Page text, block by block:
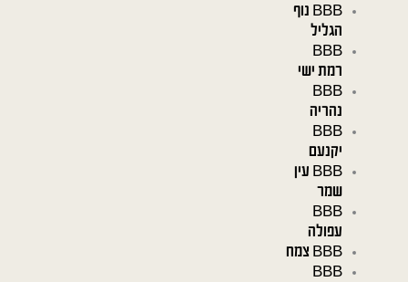
BBB נוף
הגליל
BBB
רמת ישי
BBB
נהריה
BBB
יקנעם
BBB עין
שמר
BBB
עפולה
BBB צמח
BBB